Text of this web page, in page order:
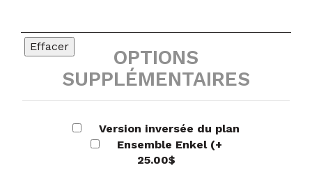
Effacer
OPTIONS
SUPPLÉMENTAIRES
Version inversée du plan
Ensemble Enkel (+
25.00$